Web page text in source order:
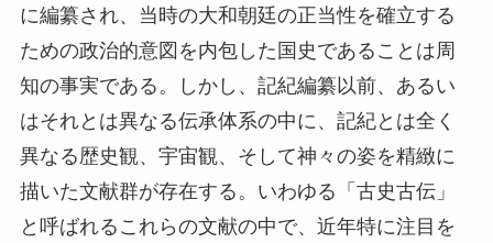
に編纂され、当時の大和朝廷の正当性を確立する
ための政治的意図を内包した国史であることは周
知の事実である。しかし、記紀編纂以前、あるい
はそれとは異なる伝承体系の中に、記紀とは全く
異なる歴史観、宇宙観、そして神々の姿を精緻に
描いた文献群が存在する。いわゆる「古史古伝」
と呼ばれるこれらの文献の中で、近年特に注目を